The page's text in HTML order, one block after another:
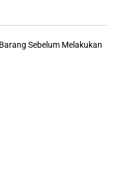
Sebelum Melakukan